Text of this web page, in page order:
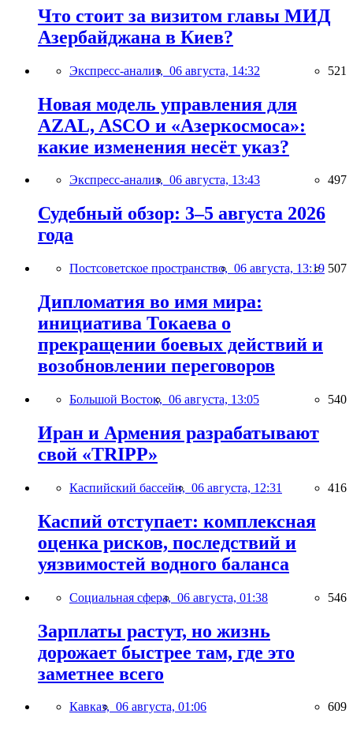
Что стоит за визитом главы МИД
Азербайджана в Киев?
Экспресс-анализ, 06 августа, 14:32 521
Новая модель управления для
AZAL, ASCO и «Азеркосмоса»:
какие изменения несёт указ?
Экспресс-анализ, 06 августа, 13:43 497
Судебный обзор: 3–5 августа 2026
года
Постсоветское пространство, 06 августа, 13:19 507
Дипломатия во имя мира:
инициатива Токаева о
прекращении боевых действий и
возобновлении переговоров
Большой Восток, 06 августа, 13:05 540
Иран и Армения разрабатывают
свой «TRIPP»
Каспийский бассейн, 06 августа, 12:31 416
Каспий отступает: комплексная
оценка рисков, последствий и
уязвимостей водного баланса
Социальная сфера, 06 августа, 01:38 546
Зарплаты растут, но жизнь
дорожает быстрее там, где это
заметнее всего
Кавказ, 06 августа, 01:06 609